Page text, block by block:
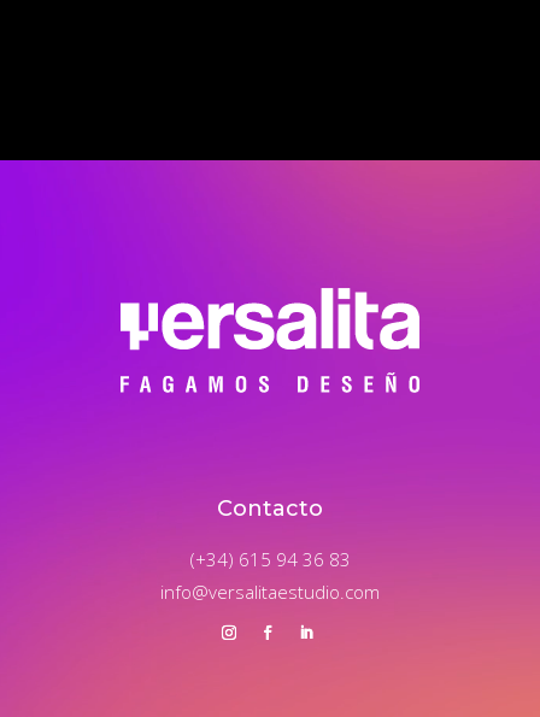
Contacto
(+34) 615 94 36 83
info@versalitaestudio.com